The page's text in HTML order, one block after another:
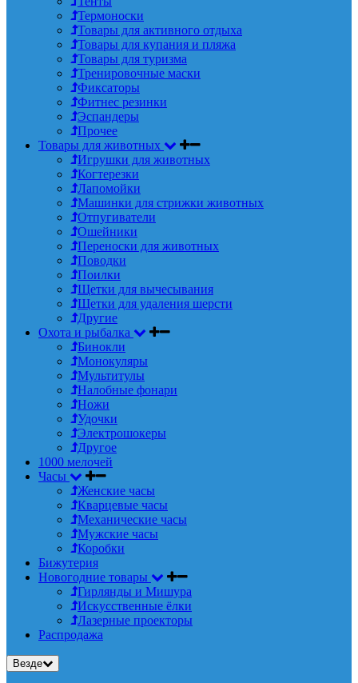
Термоноски
Товары для активного отдыха
Товары для купания и пляжа
Товары для туризма
Тренировочные маски
Фиксаторы
Фитнес резинки
Эспандеры
Прочее
Товары для животных
Игрушки для животных
Когтерезки
Лапомойки
Машинки для стрижки животных
Отпугиватели
Ошейники
Переноски для животных
Поводки
Поилки
Щетки для вычесывания
Щетки для удаления шерсти
Другие
Охота и рыбалка
Бинокли
Монокуляры
Мультитулы
Налобные фонари
Ножи
Удочки
Электрошокеры
Другое
1000 мелочей
Часы
Женские часы
Кварцевые часы
Механические часы
Мужские часы
Коробки
Бижутерия
Новогодние товары
Гирлянды и Мишура
Искусственные ёлки
Лазерные проекторы
Распродажа
Везде